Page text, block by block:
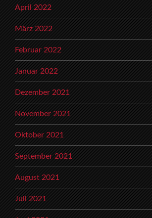
April 2022
März 2022
Februar 2022
Januar 2022
Dezember 2021
November 2021
Oktober 2021
September 2021
August 2021
Juli 2021